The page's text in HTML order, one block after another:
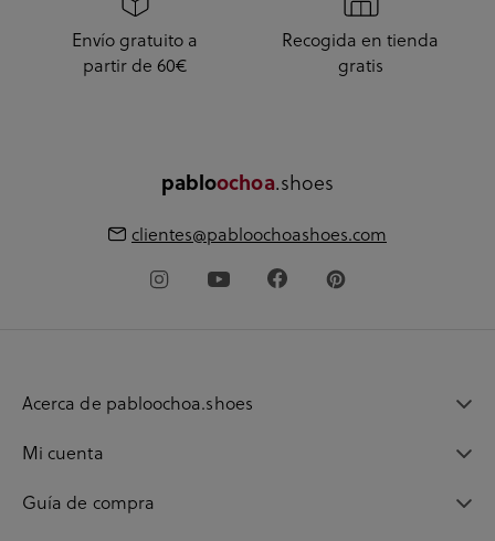
Envío gratuito a
partir de 60€
Recogida en tienda
gratis
pabloochoa.shoes
clientes@pabloochoashoes.com
Acerca de pabloochoa.shoes
Mi cuenta
Guía de compra